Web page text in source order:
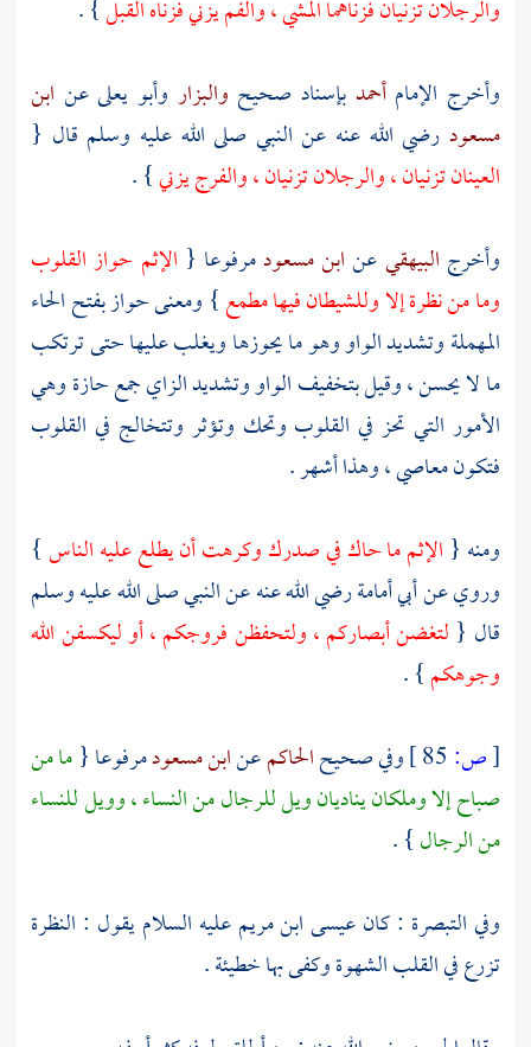
والرجلان تزنيان فزناهما المشي ، والفم يزني فزناه القبل} .
وأخرج الإمامأحمدبإسناد صحيح والبزار وأبو يعلىعن ابن
مسعود رضي الله عنه عن النبي صلى الله عليه وسلم قال {
العينان تزنيان ، والرجلان تزنيان ، والفرج يزني} .
وأخرج البيهقيعنابن مسعودمرفوعا { الإثم حواز القلوب
وما من نظرة إلا وللشيطان فيها مطمع} ومعنى حواز بفتح الحاء
المهملة وتشديد الواو وهو ما يحوزها ويغلب عليها حتى ترتكب
ما لا يحسن ، وقيل بتخفيف الواو وتشديد الزاي جمع حازة وهي
الأمور التي تحز في القلوب وتحك وتؤثر وتتخالج في القلوب
فتكون معاصي ، وهذا أشهر .
ومنه { الإثم ما حاك في صدرك وكرهت أن يطلع عليه الناس}
وروي عنأبي أمامةرضي الله عنه عن النبي صلى الله عليه وسلم
قال { لتغضن أبصاركم ، ولتحفظن فروجكم ، أو ليكسفن الله
وجوهكم} .
[ص: وفي صحيحالحاكمعنابن مسعودمرفوعا {ما من
صباح إلا وملكان يناديان ويل للرجال من النساء ، وويل للنساء
من الرجال} .
وفي التبصرة : كانعيسى ابن مريمعليه السلام يقول : النظرة
تزرع في القلب الشهوة وكفى بها خطيئة .